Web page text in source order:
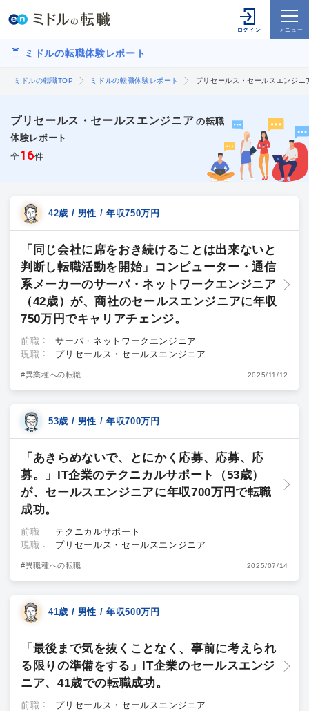
ミドルの転職体験レポート
ミドルの転職TOP ミドルの転職体験レポート プリセールス・セールスエンジ
プリセールス・セールスエンジニア の転職
体験レポート
全16件
42歳 / 男性 / 年収750万円
「同じ会社に席をおき続けることは出来ないと
判断し転職活動を開始」コンピューター・通信
系メーカーのサーバ・ネットワークエンジニア
（42歳）が、商社のセールスエンジニアに年収
750万円でキャリアチェンジ。
前職
サーバ・ネットワークエンジニア
現職
プリセールス・セールスエンジニア
#異業種への転職 2025/11/12
53歳 / 男性 / 年収700万円
「あきらめないで、とにかく応募、応募、応
募。」IT企業のテクニカルサポート（53歳）
が、セールスエンジニアに年収700万円で転職
成功。
前職
テクニカルサポート
現職
プリセールス・セールスエンジニア
#異職種への転職 2025/07/14
41歳 / 男性 / 年収500万円
「最後まで気を抜くことなく、事前に考えられ
る限りの準備をする」IT企業のセールスエンジ
ニア、41歳での転職成功。
前職
プリセールス・セールスエンジニア